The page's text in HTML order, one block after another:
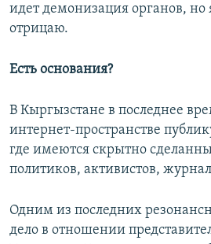
идет демонизация органов, но
отрицаю.
Есть основания?
В Кыргызстане в последнее
интернет-пространстве
где имеются скрытно
политиков, активистов,
Одним из последних
дело в отношении